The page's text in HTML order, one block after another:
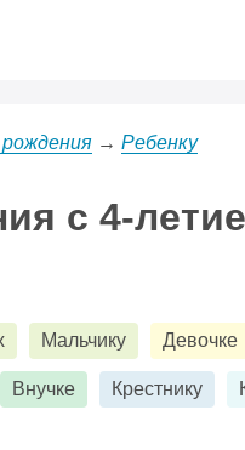
→ Ребенку
с 4-
Мальчику Девочке
Внучке Крестнику